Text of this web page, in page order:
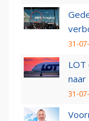
31-
naar
31-